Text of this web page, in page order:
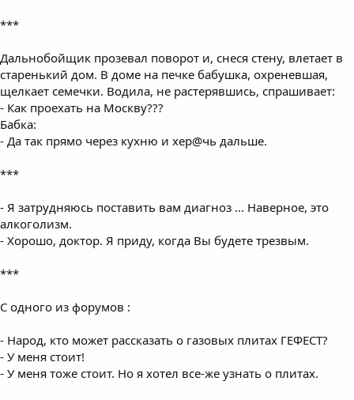
***
Дальнобойщик прозевал поворот и, снеся стену, влетает в
старенький дом. В доме на печке бабушка, охреневшая,
щелкает семечки. Водила, не растерявшись, спрашивает:
- Как проехать на Москву???
Бабка:
- Да так прямо через кухню и хер@чь дальшe.
***
- Я затрудняюсь поставить вам диагноз ... Наверное, это
алкоголизм.
- Хорошо, доктор. Я приду, когда Вы будете трезвым.
***
С одного из форумов :
- Народ, кто может рассказать о газовых плитах ГЕФЕСТ?
- У меня стоит!
- У меня тоже стоит. Но я хотел все-же узнать о плитах.